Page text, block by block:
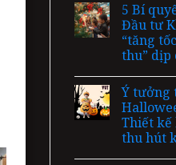
5 Bí
Đầu tư
“tăng
thu” dịp
Ý tưởng
Thiết kế
thu hút